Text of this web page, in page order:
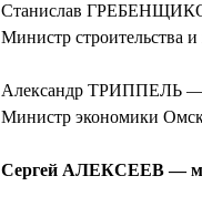
Станислав ГРЕБЕНЩИКОВ
Министр строительства
Александр ТРИППЕЛЬ —
Министр экономики
Сергей АЛЕКСЕЕВ —